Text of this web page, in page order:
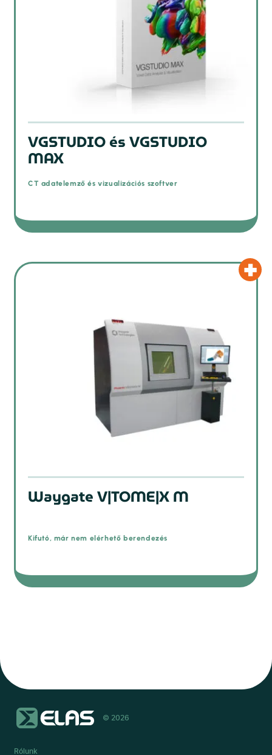
VGSTUDIO és VGSTUDIO
MAX
CT adatelemző és vizualizációs szoftver
Waygate V|TOME|X M
Kifutó, már nem elérhető berendezés
© 2026
Rólunk